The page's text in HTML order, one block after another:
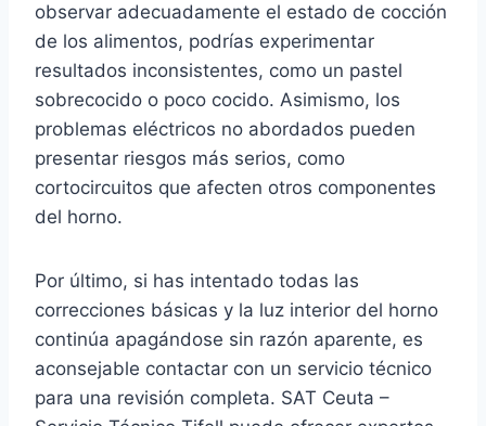
observar adecuadamente el estado de cocción
de los alimentos, podrías experimentar
resultados inconsistentes, como un pastel
sobrecocido o poco cocido. Asimismo, los
problemas eléctricos no abordados pueden
presentar riesgos más serios, como
cortocircuitos que afecten otros componentes
del horno.
Por último, si has intentado todas las
correcciones básicas y la luz interior del horno
continúa apagándose sin razón aparente, es
aconsejable contactar con un servicio técnico
para una revisión completa. SAT Ceuta –